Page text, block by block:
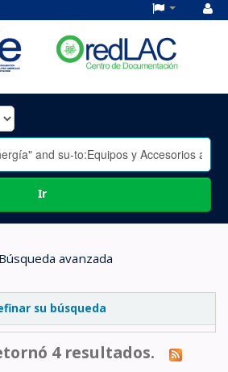
Ir
Búsqueda avanzada
su búsqueda
4 resultados.